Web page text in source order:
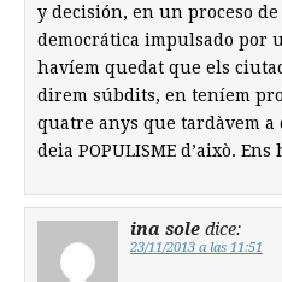
y decisión, en un proceso
democrática impulsado por
havíem quedat que els
direm súbdits, en teníem
quatre anys que tardàvem a
deia POPULISME d’això.
ina sole dice:
23/11/2013 a las 11:51